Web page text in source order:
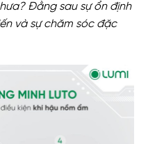
Đằng sau sự ổn định
và sự chăm sóc đặc